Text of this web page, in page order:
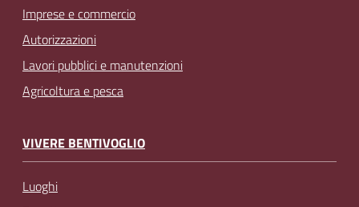
Imprese e commercio
Autorizzazioni
Lavori pubblici e manutenzioni
Agricoltura e pesca
VIVERE BENTIVOGLIO
Luoghi